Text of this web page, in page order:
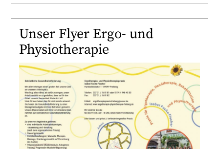
Unser Flyer Ergo- und
Physiotherapie